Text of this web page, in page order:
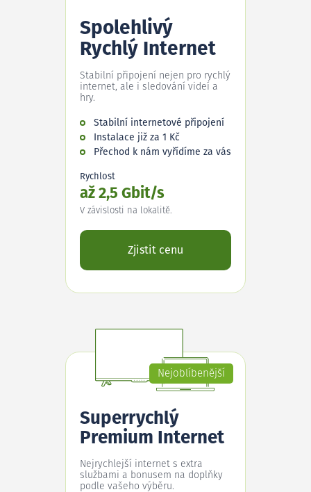
Spolehlivý
Rychlý Internet
Stabilní připojení nejen pro rychlý
internet, ale i sledování videí a
hry.
Stabilní internetové připojení
Instalace již za 1 Kč
Přechod k nám vyřídíme za vás
Rychlost
až 2,5 Gbit/s
V závislosti na lokalitě.
Zjistit cenu
Nejoblíbenější
Superrychlý
Premium Internet
Nejrychlejší internet s extra
službami a bonusem na doplňky
podle vašeho výběru.